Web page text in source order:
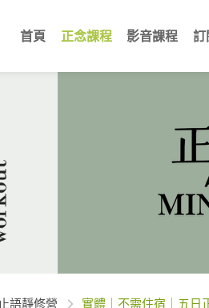
首頁 正念課程 影音課程 訂
語靜修營 實體｜不需住宿｜五日